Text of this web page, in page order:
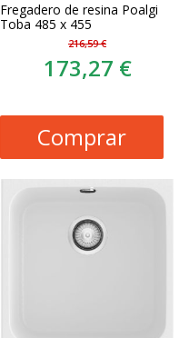
Fregadero de resina Poalgi
Toba 485 x 455
216,59 €
173,27 €
Comprar